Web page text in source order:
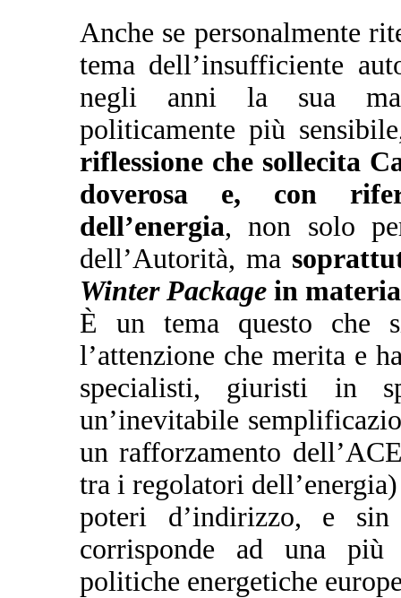
Anche se personalmente
tema dell’insufficiente
negli anni la sua
politicamente più
riflessione che sollecita
doverosa e, con
dell’energia, non solo
dell’Autorità, ma
Winter Package in
È un tema questo che
l’attenzione che merita e
specialisti, giuristi in
un’inevitabile
un rafforzamento
tra i regolatori
poteri d’indirizzo, e
corrisponde ad una più
politiche energetiche